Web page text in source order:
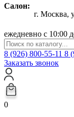
Салон:
г. Москва,
ежедневно с 10:00
8 (926) 800-55-11 8
Заказать звонок
0